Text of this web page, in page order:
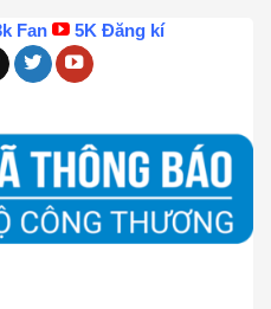
Fan 5K Đăng kí